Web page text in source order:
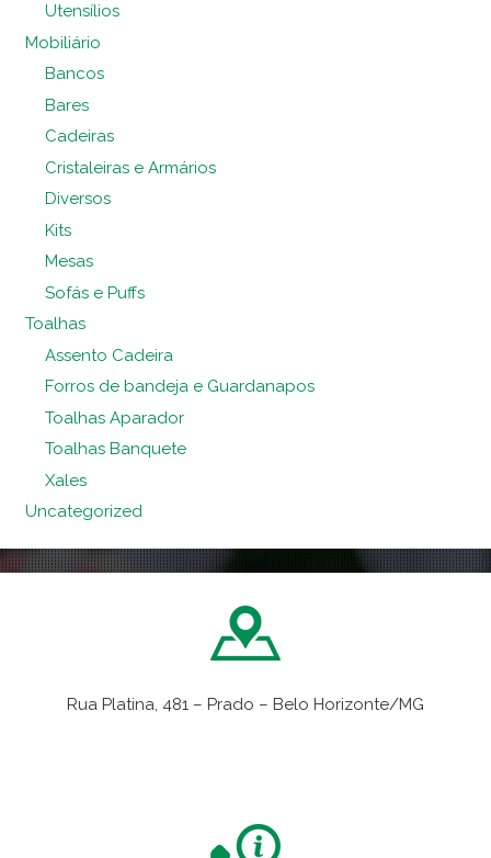
Utensílios
Mobiliário
Bancos
Bares
Cadeiras
Cristaleiras e Armários
Diversos
Kits
Mesas
Sofás e Puffs
Toalhas
Assento Cadeira
Forros de bandeja e Guardanapos
Toalhas Aparador
Toalhas Banquete
Xales
Uncategorized
Rua Platina, 481 – Prado – Belo Horizonte/MG